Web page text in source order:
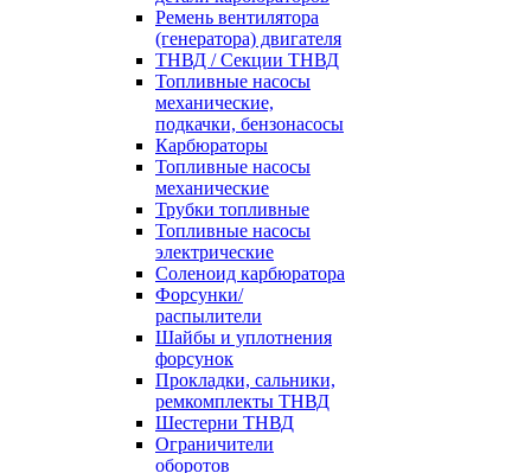
Ремень вентилятора
(генератора) двигателя
ТНВД / Секции ТНВД
Топливные насосы
механические,
подкачки, бензонасосы
Карбюраторы
Топливные насосы
механические
Трубки топливные
Топливные насосы
электрические
Соленоид карбюратора
Форсунки/
распылители
Шайбы и уплотнения
форсунок
Прокладки, сальники,
ремкомплекты ТНВД
Шестерни ТНВД
Ограничители
оборотов